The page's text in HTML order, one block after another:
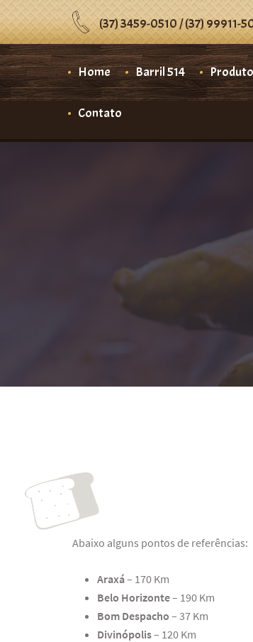
(37) 3459-0510 / (37) 99911-
Home Barril 514
Contato
Abaixo alguns pontos de referências:
Araxá– 170 Km
Belo Horizonte– 190 Km
Bom Despacho – 37 Km
Divinópolis– 120 Km